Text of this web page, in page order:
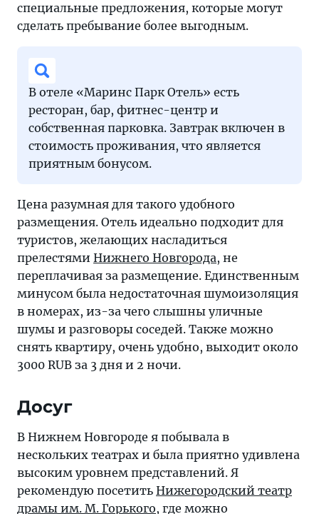
специальные предложения, которые могут
сделать пребывание более выгодным.
В отеле «Маринс Парк Отель» есть
ресторан, бар, фитнес-центр и
собственная парковка. Завтрак включен в
стоимость проживания, что является
приятным бонусом.
Цена разумная для такого удобного
размещения. Отель идеально подходит для
туристов, желающих насладиться
прелестями Нижнего Новгорода, не
переплачивая за размещение. Единственным
минусом была недостаточная шумоизоляция
в номерах, из-за чего слышны уличные
шумы и разговоры соседей. Также можно
снять квартиру, очень удобно, выходит около
3000 RUB за 3 дня и 2 ночи.
Досуг
В Нижнем Новгороде я побывала в
нескольких театрах и была приятно удивлена
высоким уровнем представлений. Я
рекомендую посетить Нижегородский театр
драмы им. М. Горького, где можно